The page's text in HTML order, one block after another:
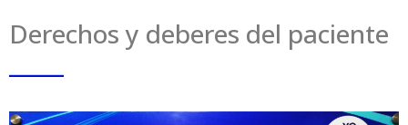
Derechos y deberes del paciente